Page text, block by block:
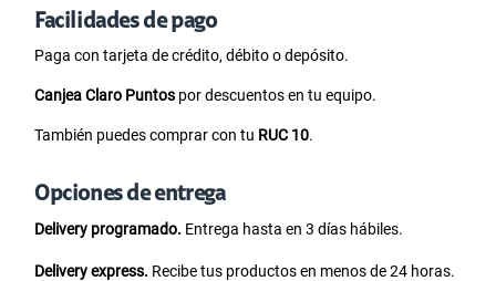
Facilidades de pago
Paga con tarjeta de crédito, débito o depósito.
Canjea Claro Puntos por descuentos en tu equipo.
También puedes comprar con tu RUC 10.
Opciones de entrega
Delivery programado. Entrega hasta en 3 días hábiles.
Delivery express. Recibe tus productos en menos de 24 horas.